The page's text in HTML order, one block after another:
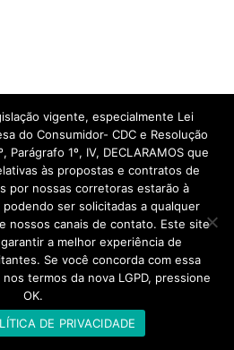
vigente, especialmente Lei
do Consumidor- CDC e Resolução
Parágrafo 1º, IV, DECLARAMOS que
às propostas e contratos de
por nossas corretoras estarão à
ser solicitadas a qualquer
nossos canais de contato. Este site
a melhor experiência de
Se você concorda com essa
termos da nova LGPD, pressione
OK.
DE PRIVACIDADE